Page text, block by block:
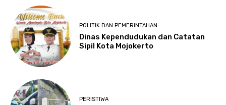
POLITIK DAN PEMERINTAHAN
Dinas Kependudukan dan Catatan
Sipil Kota Mojokerto
PERISTIWA